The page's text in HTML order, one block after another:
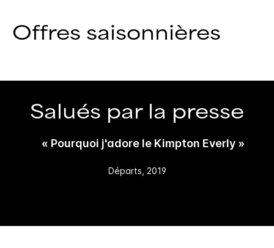
Offres saisonnières
Salués par la presse
« Pourquoi j'adore le Kimpton Everly »
Départs, 2019